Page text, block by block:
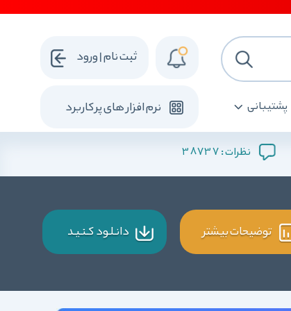
پشتیبانی نرم افزار های پرکاربرد
ثبت نام | ورود
نظرات :38737
توضیحات بیشتر دانـلـود کـنـیـد